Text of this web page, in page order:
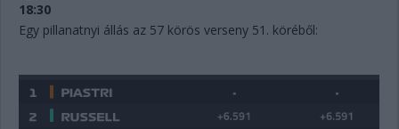
18:30
Egy pillanatnyi állás az 57 körös verseny 51. köréből: